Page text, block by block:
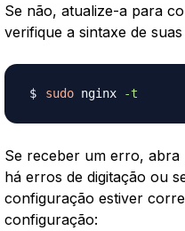
Se não, atualize-a para
verifique a sintaxe de
sudo nginx -t
Se receber um erro, abra
há erros de digitação ou
configuração estiver
configuração: